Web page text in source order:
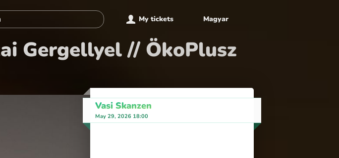
My tickets Magyar
Gergellyel // ÖkoPlusz
Vasi Skanzen
May 29, 2026 18:00